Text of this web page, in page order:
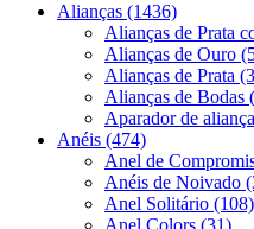
Alianças (1436)
Alianças de Prata
Alianças de Ouro
Alianças de Prata
Alianças de Bodas
Aparador de
Anéis (474)
Anel de
Anéis de Noivado
Anel Solitário (108)
Anel Colors (31)